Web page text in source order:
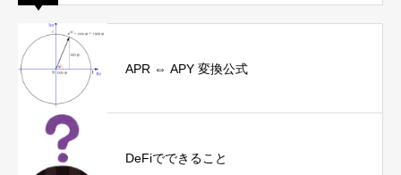
APR ⇔ APY 変換公式
DeFiでできること